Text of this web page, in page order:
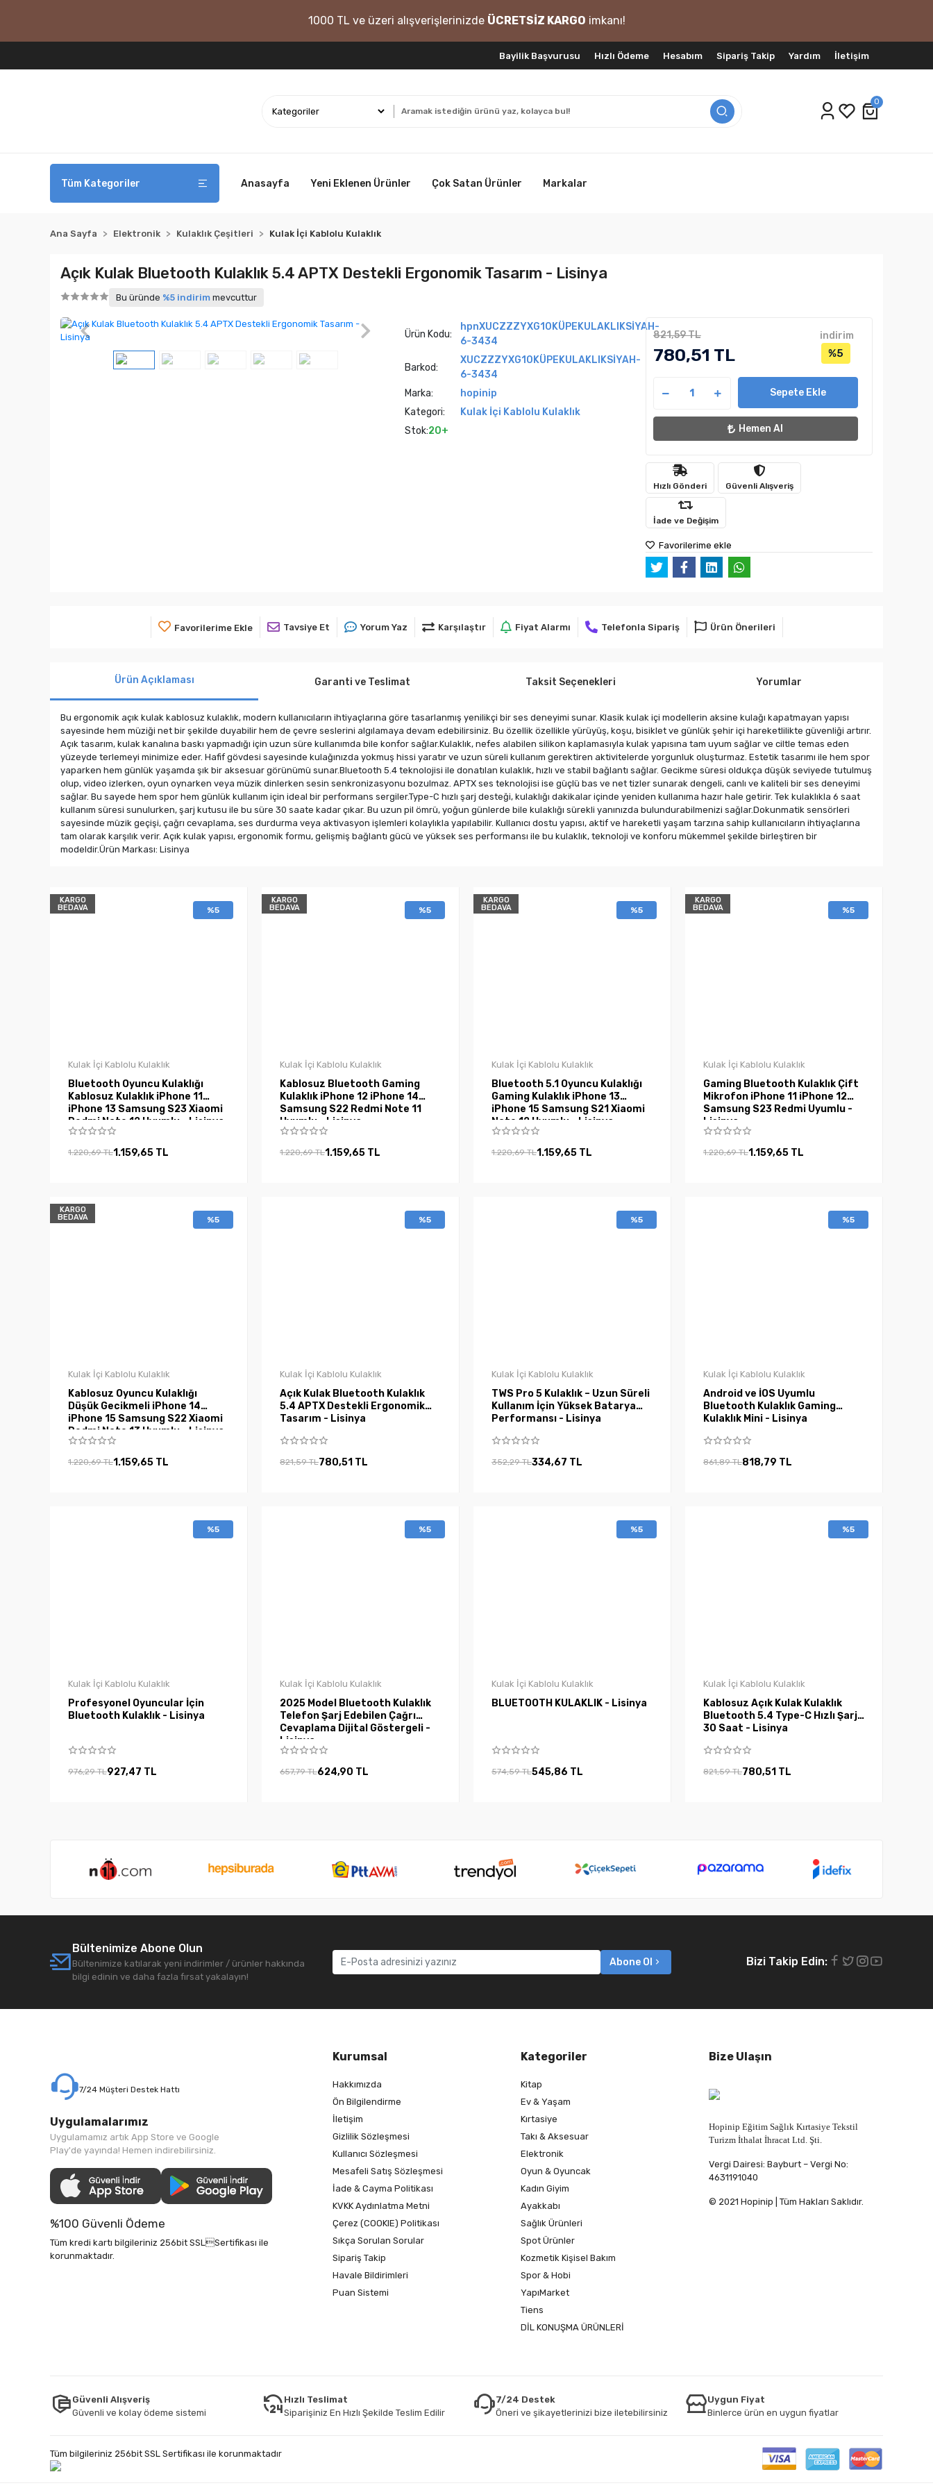
1000 TL ve üzeri alışverişlerinizde ÜCRETSİZ KARGO imkanı!
Bayilik Başvurusu Hızlı Ödeme Hesabım Sipariş Takip Yardım İletişim
0
Tüm Kategoriler Anasayfa Yeni Eklenen Ürünler Çok Satan Ürünler Markalar
Ana Sayfa Elektronik Kulaklık Çeşitleri Kulak İçi Kablolu Kulaklık
Açık Kulak Bluetooth Kulaklık 5.4 APTX Destekli Ergonomik Tasarım - Lisinya
Bu üründe %5 indirim mevcuttur
Ürün Kodu:
hpnXUCZZZYXG10KÜPEKULAKLIKSİYAH-
6-3434
Barkod:
XUCZZZYXG10KÜPEKULAKLIKSİYAH-
6-3434
Marka:
hopinip
Kategori:
Kulak İçi Kablolu Kulaklık
Stok:20+
821,59 TL
780,51 TL
indirim
%5
Sepete Ekle
Hemen Al
Hızlı Gönderi Güvenli Alışveriş
İade ve Değişim
Favorilerime ekle
Favorilerime Ekle Tavsiye Et Yorum Yaz Karşılaştır Fiyat Alarmı Telefonla Sipariş Ürün Önerileri
Ürün Açıklaması Garanti ve Teslimat Taksit Seçenekleri Yorumlar
Bu ergonomik açık kulak kablosuz kulaklık, modern kullanıcıların ihtiyaçlarına göre tasarlanmış yenilikçi bir ses deneyimi sunar. Klasik kulak içi modellerin aksine kulağı kapatmayan yapısı
sayesinde hem müziği net bir şekilde duyabilir hem de çevre seslerini algılamaya devam edebilirsiniz. Bu özellik özellikle yürüyüş, koşu, bisiklet ve günlük şehir içi hareketlilikte güvenliği artırır.
Açık tasarım, kulak kanalına baskı yapmadığı için uzun süre kullanımda bile konfor sağlar.Kulaklık, nefes alabilen silikon kaplamasıyla kulak yapısına tam uyum sağlar ve ciltle temas eden
yüzeyde terlemeyi minimize eder. Hafif gövdesi sayesinde kulağınızda yokmuş hissi yaratır ve uzun süreli kullanım gerektiren aktivitelerde yorgunluk oluşturmaz. Estetik tasarımı ile hem spor
yaparken hem günlük yaşamda şık bir aksesuar görünümü sunar.Bluetooth 5.4 teknolojisi ile donatılan kulaklık, hızlı ve stabil bağlantı sağlar. Gecikme süresi oldukça düşük seviyede tutulmuş
olup, video izlerken, oyun oynarken veya müzik dinlerken sesin senkronizasyonu bozulmaz. APTX ses teknolojisi ise güçlü bas ve net tizler sunarak dengeli, canlı ve kaliteli bir ses deneyimi
sağlar. Bu sayede hem spor hem günlük kullanım için ideal bir performans sergiler.Type-C hızlı şarj desteği, kulaklığı dakikalar içinde yeniden kullanıma hazır hale getirir. Tek kulaklıkla 6 saat
kullanım süresi sunulurken, şarj kutusu ile bu süre 30 saate kadar çıkar. Bu uzun pil ömrü, yoğun günlerde bile kulaklığı sürekli yanınızda bulundurabilmenizi sağlar.Dokunmatik sensörleri
sayesinde müzik geçişi, çağrı cevaplama, ses durdurma veya aktivasyon işlemleri kolaylıkla yapılabilir. Kullanıcı dostu yapısı, aktif ve hareketli yaşam tarzına sahip kullanıcıların ihtiyaçlarına
tam olarak karşılık verir. Açık kulak yapısı, ergonomik formu, gelişmiş bağlantı gücü ve yüksek ses performansı ile bu kulaklık, teknoloji ve konforu mükemmel şekilde birleştiren bir
modeldir.Ürün Markası: Lisinya
KARGO
BEDAVA
%5
Kulak İçi Kablolu Kulaklık
Bluetooth Oyuncu Kulaklığı
Kablosuz Kulaklık iPhone 11
iPhone 13 Samsung S23 Xiaomi
Redmi Note 12 Uyumlu - Lisinya
1.220,69 TL1.159,65 TL
KARGO
BEDAVA
%5
Kulak İçi Kablolu Kulaklık
Kablosuz Bluetooth Gaming
Kulaklık iPhone 12 iPhone 14
Samsung S22 Redmi Note 11
Uyumlu - Lisinya
1.220,69 TL1.159,65 TL
KARGO
BEDAVA
%5
Kulak İçi Kablolu Kulaklık
Bluetooth 5.1 Oyuncu Kulaklığı
Gaming Kulaklık iPhone 13
iPhone 15 Samsung S21 Xiaomi
Note 12 Uyumlu - Lisinya
1.220,69 TL1.159,65 TL
KARGO
BEDAVA
%5
Kulak İçi Kablolu Kulaklık
Gaming Bluetooth Kulaklık Çift
Mikrofon iPhone 11 iPhone 12
Samsung S23 Redmi Uyumlu -
Lisinya
1.220,69 TL1.159,65 TL
KARGO
BEDAVA
%5
Kulak İçi Kablolu Kulaklık
Kablosuz Oyuncu Kulaklığı
Düşük Gecikmeli iPhone 14
iPhone 15 Samsung S22 Xiaomi
Redmi Note 13 Uyumlu - Lisinya
1.220,69 TL1.159,65 TL
%5
Kulak İçi Kablolu Kulaklık
Açık Kulak Bluetooth Kulaklık
5.4 APTX Destekli Ergonomik
Tasarım - Lisinya
821,59 TL780,51 TL
%5
Kulak İçi Kablolu Kulaklık
TWS Pro 5 Kulaklık – Uzun Süreli
Kullanım İçin Yüksek Batarya
Performansı - Lisinya
352,29 TL334,67 TL
%5
Kulak İçi Kablolu Kulaklık
Android ve İOS Uyumlu
Bluetooth Kulaklık Gaming
Kulaklık Mini - Lisinya
861,89 TL818,79 TL
%5
Kulak İçi Kablolu Kulaklık
Profesyonel Oyuncular İçin
Bluetooth Kulaklık - Lisinya
976,29 TL927,47 TL
%5
Kulak İçi Kablolu Kulaklık
2025 Model Bluetooth Kulaklık
Telefon Şarj Edebilen Çağrı
Cevaplama Dijital Göstergeli -
Lisinya
657,79 TL624,90 TL
%5
Kulak İçi Kablolu Kulaklık
BLUETOOTH KULAKLIK - Lisinya
574,59 TL545,86 TL
%5
Kulak İçi Kablolu Kulaklık
Kablosuz Açık Kulak Kulaklık
Bluetooth 5.4 Type-C Hızlı Şarj
30 Saat - Lisinya
821,59 TL780,51 TL
Bültenimize Abone Olun
Bültenimize katılarak yeni indirimler / ürünler hakkında
bilgi edinin ve daha fazla fırsat yakalayın!
Abone Ol Bizi Takip Edin:
7/24 Müşteri Destek Hattı
Uygulamalarımız
Uygulamamız artık App Store ve Google
Play'de yayında! Hemen indirebilirsiniz.
%100 Güvenli Ödeme
Tüm kredi kartı bilgileriniz 256bit SSLSertifikası ile
korunmaktadır.
Kurumsal
Hakkımızda
Ön Bilgilendirme
İletişim
Gizlilik Sözleşmesi
Kullanıcı Sözleşmesi
Mesafeli Satış Sözleşmesi
İade & Cayma Politikası
KVKK Aydınlatma Metni
Çerez (COOKIE) Politikası
Sıkça Sorulan Sorular
Sipariş Takip
Havale Bildirimleri
Puan Sistemi
Kategoriler
Kitap
Ev & Yaşam
Kırtasiye
Takı & Aksesuar
Elektronik
Oyun & Oyuncak
Kadın Giyim
Ayakkabı
Sağlık Ürünleri
Spot Ürünler
Kozmetik Kişisel Bakım
Spor & Hobi
YapıMarket
Tiens
DİL KONUŞMA ÜRÜNLERİ
Bize Ulaşın
Hopinip Eğitim Sağlık Kırtasiye Tekstil
Turizm İthalat İhracat Ltd. Şti.
Vergi Dairesi: Bayburt – Vergi No:
4631191040
© 2021 Hopinip | Tüm Hakları Saklıdır.
Güvenli Alışveriş
Güvenli ve kolay ödeme sistemi
Hızlı Teslimat
Siparişiniz En Hızlı Şekilde Teslim Edilir
7/24 Destek
Öneri ve şikayetlerinizi bize iletebilirsiniz
Uygun Fiyat
Binlerce ürün en uygun fiyatlar
Tüm bilgileriniz 256bit SSL Sertifikası ile korunmaktadır